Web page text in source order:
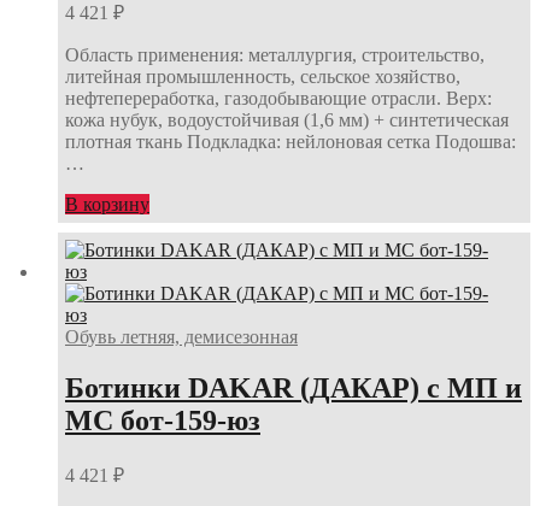
4 421 ₽
Область применения: металлургия, строительство,
литейная промышленность, сельское хозяйство,
нефтепереработка, газодобывающие отрасли. Верх:
кожа нубук, водоустойчивая (1,6 мм) + синтетическая
плотная ткань Подкладка: нейлоновая сетка Подошва:
…
В корзину
Обувь летняя, демисезонная
Ботинки DAKAR (ДАКАР) с МП и
МС бот-159-юз
4 421 ₽